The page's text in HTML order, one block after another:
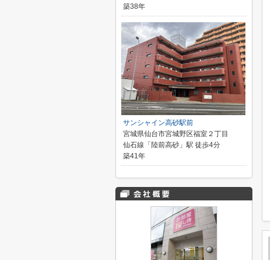
築38年
サンシャイン高砂駅前
宮城県仙台市宮城野区福室２丁目
仙石線「陸前高砂」駅 徒歩4分
築41年